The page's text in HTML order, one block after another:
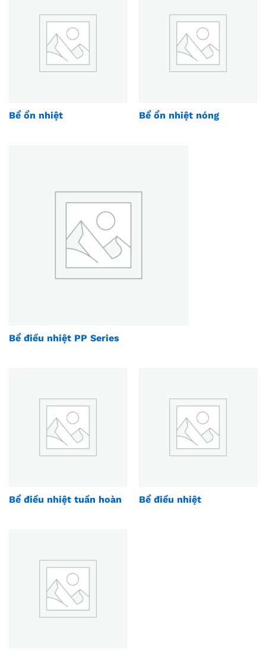
Bể ổn nhiệt Bể ổn nhiệt nóng
Bể điều nhiệt PP Series
Bể điều nhiệt tuần hoàn Bể điều nhiệt